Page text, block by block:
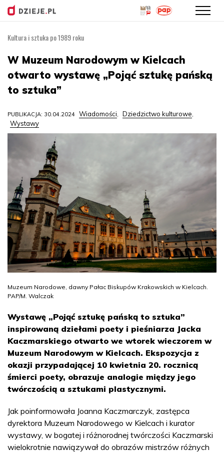
treści
Kultura i sztuka po 1989 roku
W Muzeum Narodowym w Kielcach
otwarto wystawę „Pojąć sztukę pańską
to sztuka”
PUBLIKACJA: 30.04.2024 Wiadomości, Dziedzictwo kulturowe,
Wystawy
Muzeum Narodowe, dawny Pałac Biskupów Krakowskich w Kielcach.
PAP/M. Walczak
Wystawę „Pojąć sztukę pańską to sztuka”
inspirowaną dziełami poety i pieśniarza Jacka
Kaczmarskiego otwarto we wtorek wieczorem w
Muzeum Narodowym w Kielcach. Ekspozycja z
okazji przypadającej 10 kwietnia 20. rocznicą
śmierci poety, obrazuje analogie między jego
twórczością a sztukami plastycznymi.
Jak poinformowała Joanna Kaczmarczyk, zastępca
dyrektora Muzeum Narodowego w Kielcach i kurator
wystawy, w bogatej i różnorodnej twórczości Kaczmarski
wielokrotnie nawiązywał do obrazów mistrzów różnych